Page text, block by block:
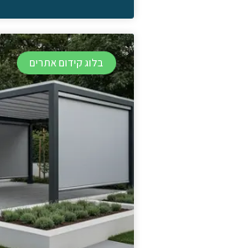
בלוג קידום אתרים